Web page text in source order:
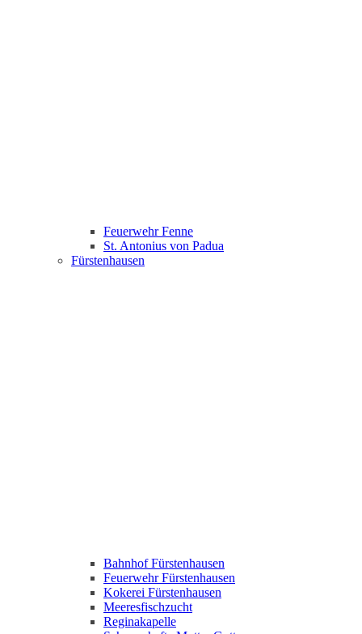
Feuerwehr Fenne
St. Antonius von Padua
Fürstenhausen
Bahnhof Fürstenhausen
Feuerwehr Fürstenhausen
Kokerei Fürstenhausen
Meeresfischzucht
Reginakapelle